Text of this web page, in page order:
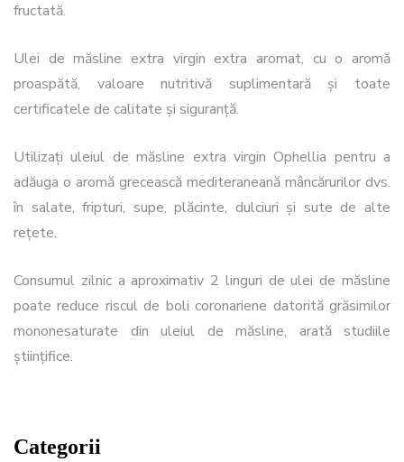
Categorii
fructată.
Ulei de măsline extra virgin extra aromat, cu o aromă
proaspătă, valoare nutritivă suplimentară și toate
certificatele de calitate și siguranță.
Utilizați uleiul de măsline extra virgin Ophellia pentru a
adăuga o aromă grecească mediteraneană mâncărurilor dvs.
în salate, fripturi, supe, plăcinte, dulciuri și sute de alte
rețete.
Consumul zilnic a aproximativ 2 linguri de ulei de măsline
poate reduce riscul de boli coronariene datorită grăsimilor
mononesaturate din uleiul de măsline, arată studiile
științifice.